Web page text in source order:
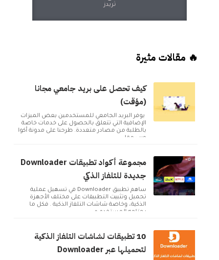
ثريدز
🔥 مقالات مثيرة
كيف تحصل على بريد جامعي مجانا
(مؤقت)
يوفر البريد الجامعي للمستخدمين بعض الميزات
الإضافية التي تتعلق بالحصول على خدمات خاصة
بالطلبة من مصادر متعددة. طرحنا على مدونة أكوا
ويب مقا...
مجموعة أكواد تطبيقات Downloader
جديدة للتلفاز الذكي
ساهم تطبيق Downloader في تسهيل عملية
تحميل وتثبيت التطبيقات على مختلف الأجهزة
الذكية، وخاصة شاشات التلفاز الذكية . فكل ما
يحتاجه المستخدم ه...
10 تطبيقات لشاشات التلفاز الذكية
لتحميلها عبر Downloader